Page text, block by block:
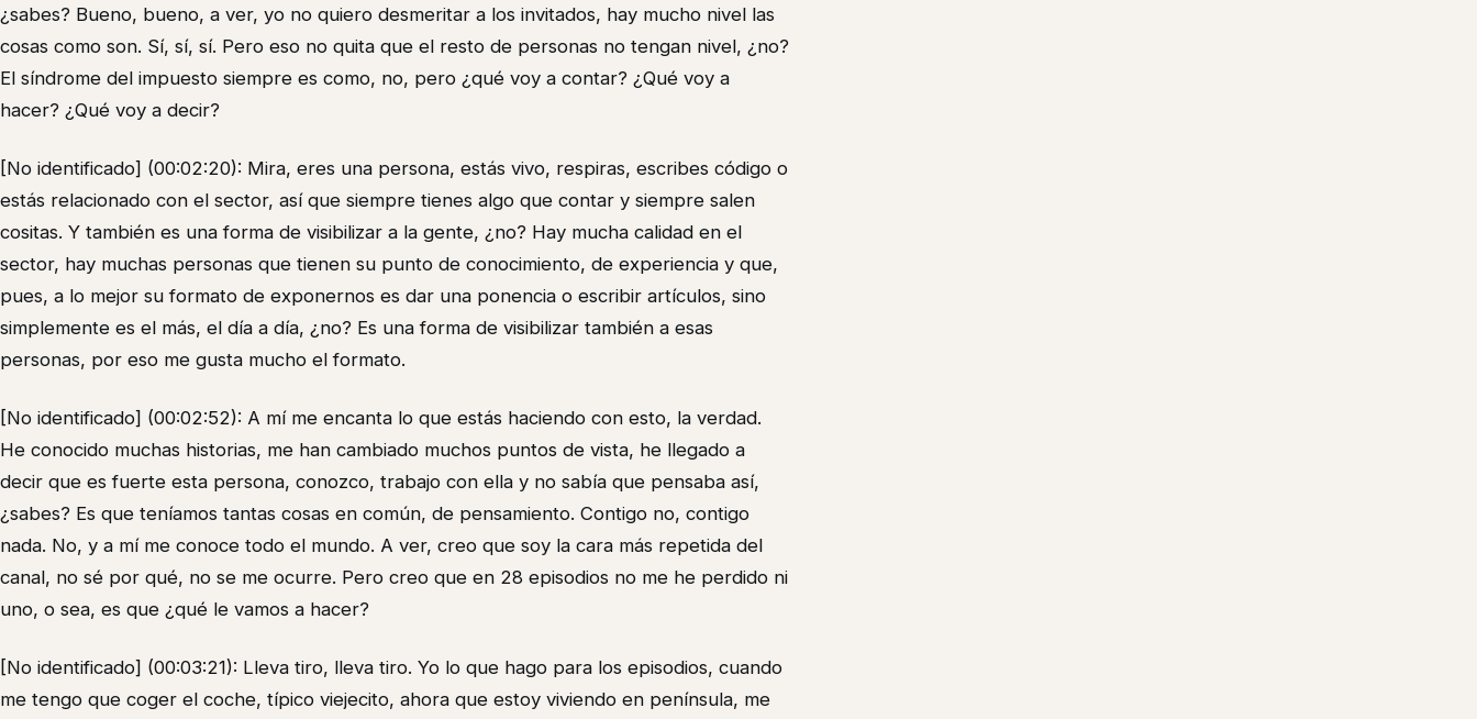
¿sabes? Bueno, bueno, a ver, yo no quiero desmeritar a los invitados, hay mucho nivel las
cosas como son. Sí, sí, sí. Pero eso no quita que el resto de personas no tengan nivel, ¿no?
El síndrome del impuesto siempre es como, no, pero ¿qué voy a contar? ¿Qué voy a
hacer? ¿Qué voy a decir?
[No identificado] (00:02:20): Mira, eres una persona, estás vivo, respiras, escribes código o
estás relacionado con el sector, así que siempre tienes algo que contar y siempre salen
cositas. Y también es una forma de visibilizar a la gente, ¿no? Hay mucha calidad en el
sector, hay muchas personas que tienen su punto de conocimiento, de experiencia y que,
pues, a lo mejor su formato de exponernos es dar una ponencia o escribir artículos, sino
simplemente es el más, el día a día, ¿no? Es una forma de visibilizar también a esas
personas, por eso me gusta mucho el formato.
[No identificado] (00:02:52): A mí me encanta lo que estás haciendo con esto, la verdad.
He conocido muchas historias, me han cambiado muchos puntos de vista, he llegado a
decir que es fuerte esta persona, conozco, trabajo con ella y no sabía que pensaba así,
¿sabes? Es que teníamos tantas cosas en común, de pensamiento. Contigo no, contigo
nada. No, y a mí me conoce todo el mundo. A ver, creo que soy la cara más repetida del
canal, no sé por qué, no se me ocurre. Pero creo que en 28 episodios no me he perdido ni
uno, o sea, es que ¿qué le vamos a hacer?
[No identificado] (00:03:21): Lleva tiro, lleva tiro. Yo lo que hago para los episodios, cuando
me tengo que coger el coche, típico viejecito, ahora que estoy viviendo en península, me